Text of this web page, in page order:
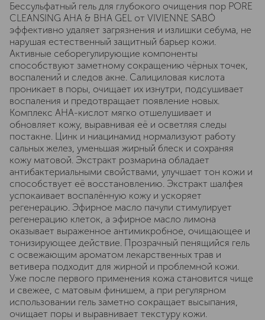
Бессульфатный гель для глубокого очищения пор PORE
CLEANSING AHA & BHA GEL от VIVIENNE SABÓ
эффективно удаляет загрязнения и излишки себума, не
нарушая естественный защитный барьер кожи.
Активные себорегулирующие компоненты
способствуют заметному сокращению чёрных точек,
воспалений и следов акне. Салициловая кислота
проникает в поры, очищает их изнутри, подсушивает
воспаления и предотвращает появление новых.
Комплекс АНА-кислот мягко отшелушивает и
обновляет кожу, выравнивая её и осветляя следы
постакне. Цинк и ниацинамид нормализуют работу
сальных желез, уменьшая жирный блеск и сохраняя
кожу матовой. Экстракт розмарина обладает
антибактериальными свойствами, улучшает тон кожи и
способствует её восстановлению. Экстракт шалфея
успокаивает воспалённую кожу и ускоряет
регенерацию. Эфирное масло пачули стимулирует
регенерацию клеток, а эфирное масло лимона
оказывает выраженное антимикробное, очищающее и
тонизирующее действие. Прозрачный пенящийся гель
с освежающим ароматом лекарственных трав и
ветивера подходит для жирной и проблемной кожи.
Уже после первого применения кожа становится чище
и свежее, с матовым финишем, а при регулярном
использовании гель заметно сокращает высыпания,
очищает поры и выравнивает текстуру кожи.